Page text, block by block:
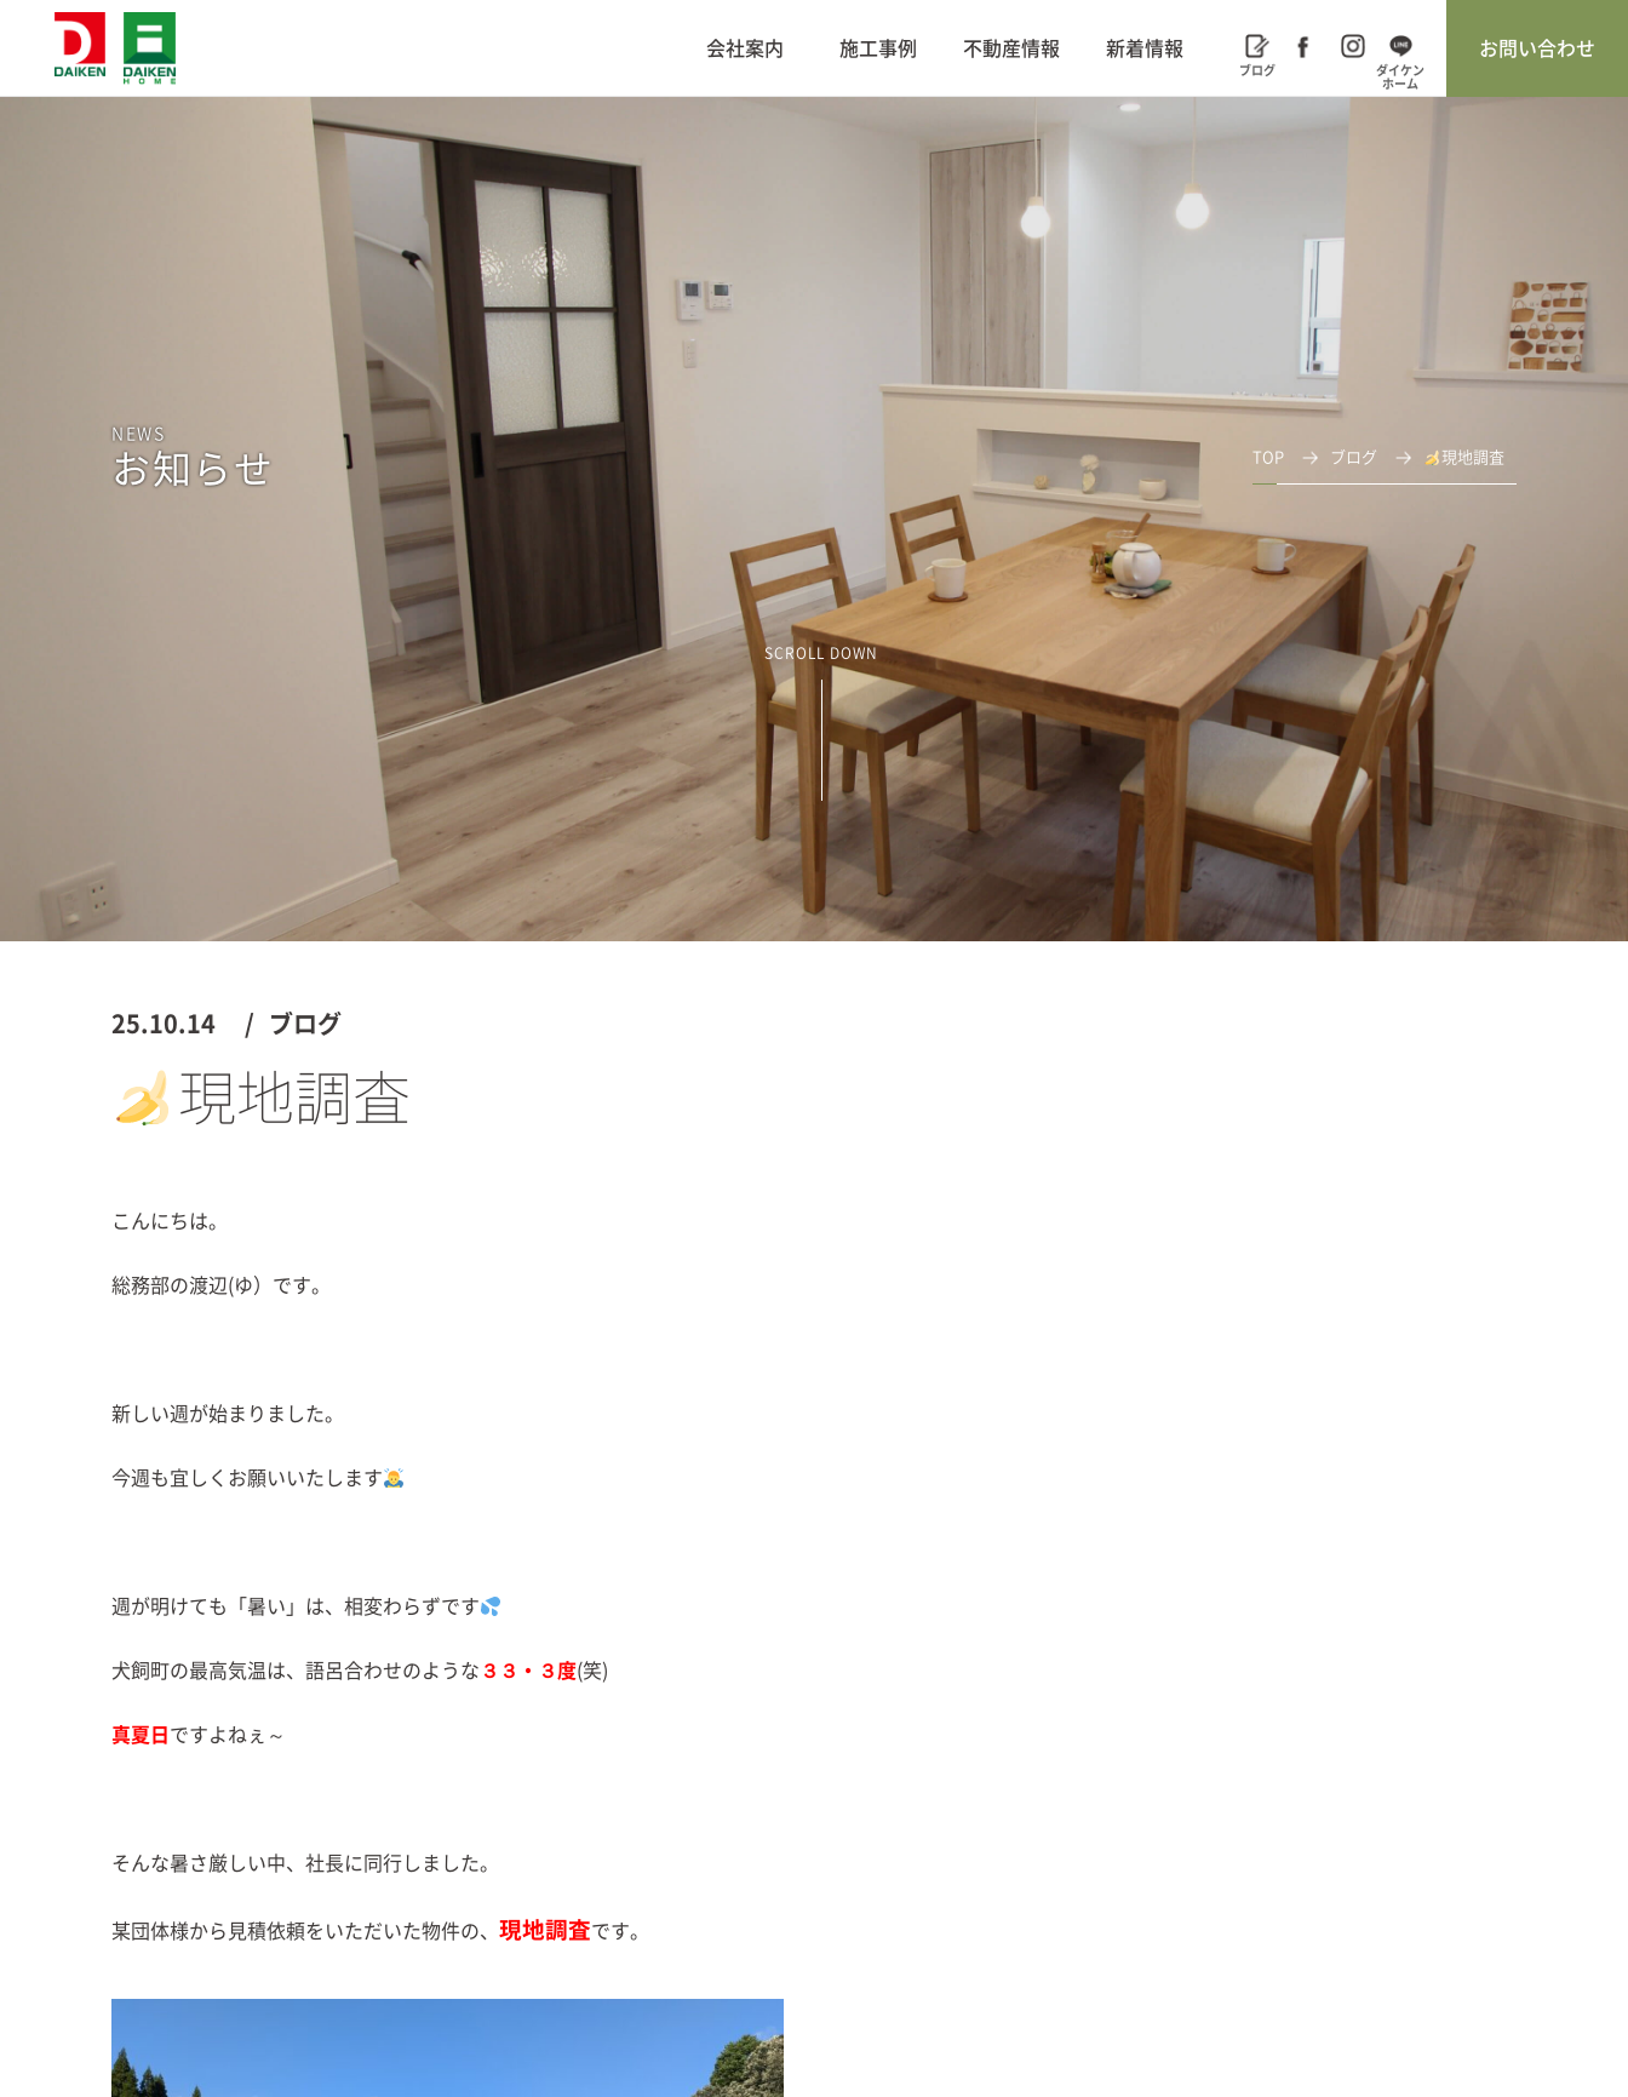
会社案内 施工事例 不動産情報 新着情報 お問い合わせ
NEWS
お知らせ TOP ブログ 現地調査
SCROLL DOWN
25.10.14 ブログ
現地調査
こんにちは。
総務部の渡辺(ゆ）です。
新しい週が始まりました。
今週も宜しくお願いいたします
週が明けても「暑い」は、相変わらずです
犬飼町の最高気温は、語呂合わせのような ３３・３度(笑)
真夏日 ですよねぇ～
そんな暑さ厳しい中、社長に同行しました。
某団体様から見積依頼をいただいた物件の、 現地調査です。